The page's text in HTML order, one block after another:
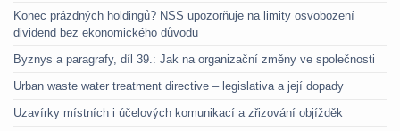
Konec prázdných holdingů? NSS upozorňuje na limity osvobození
dividend bez ekonomického důvodu
Byznys a paragrafy, díl 39.: Jak na organizační změny ve společnosti
Urban waste water treatment directive – legislativa a její dopady
Uzavírky místních i účelových komunikací a zřizování objížděk